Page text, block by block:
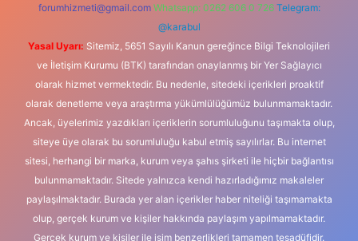
forumhizmeti@gmail.com Whatsapp: 0262 606 0 726 Telegram:
@karabul
Yasal Uyarı: Sitemiz, 5651 Sayılı Kanun gereğince Bilgi Teknolojileri
ve İletişim Kurumu (BTK) tarafından onaylanmış bir Yer Sağlayıcı
olarak hizmet vermektedir. Bu nedenle, sitedeki içerikleri proaktif
olarak denetleme veya araştırma yükümlülüğümüz bulunmamaktadır.
Ancak, üyelerimiz yazdıkları içeriklerin sorumluluğunu taşımakta olup,
siteye üye olarak bu sorumluluğu kabul etmiş sayılırlar. Bu internet
sitesi, herhangi bir marka, kurum veya şahıs şirketi ile hiçbir bağlantısı
bulunmamaktadır. Sitede yalnızca kendi hazırladığımız makaleler
paylaşılmaktadır. Burada yer alan içerikler haber niteliği taşımamakta
olup, gerçek kurum ve kişiler hakkında paylaşım yapılmamaktadır.
Gerçek kurum ve kişiler ile isim benzerlikleri tamamen tesadüfidir.